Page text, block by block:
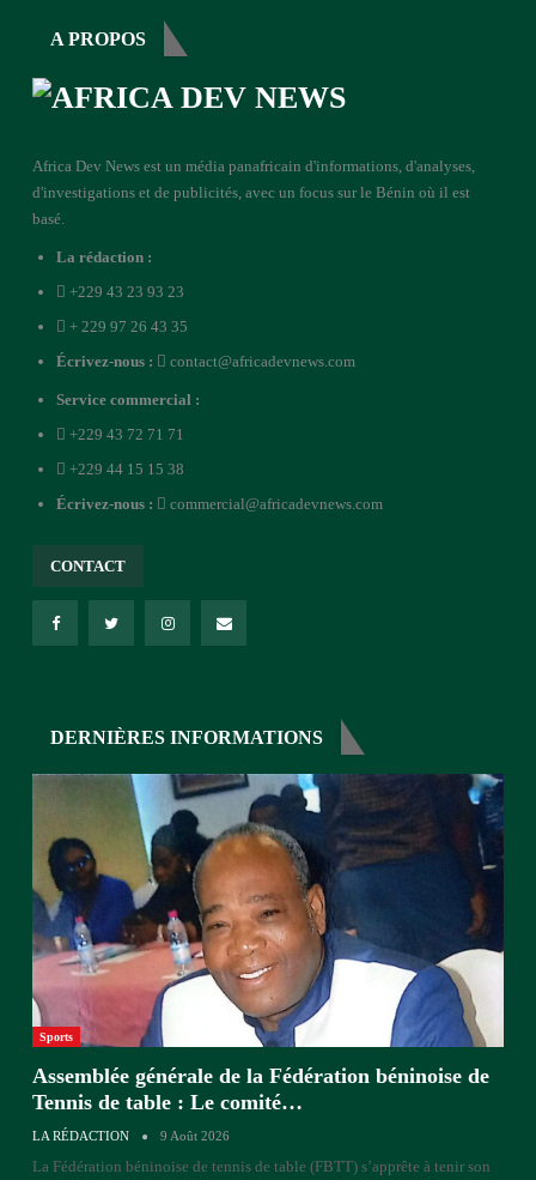
A PROPOS
Africa Dev News est un média panafricain d'informations, d'analyses,
d'investigations et de publicités, avec un focus sur le Bénin où il est
basé.
La rédaction :
+229 43 23 93 23
+ 229 97 26 43 35
Écrivez-nous :
contact@africadevnews.com
Service commercial :
+229 43 72 71 71
+229 44 15 15 38
Écrivez-nous :
commercial@africadevnews.com
CONTACT
DERNIÈRES INFORMATIONS
Sports
Assemblée générale de la Fédération béninoise de
Tennis de table : Le comité…
LA RÉDACTION 9 Août 2026
La Fédération béninoise de tennis de table (FBTT) s’apprête à tenir son